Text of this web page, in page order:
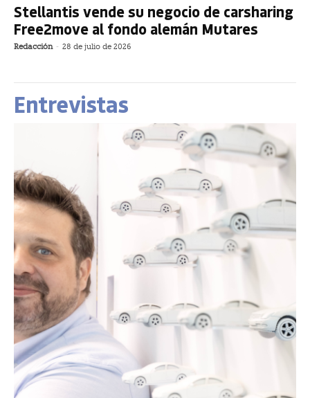
Stellantis vende su negocio de carsharing
Free2move al fondo alemán Mutares
Redacción - 28 de julio de 2026
Entrevistas